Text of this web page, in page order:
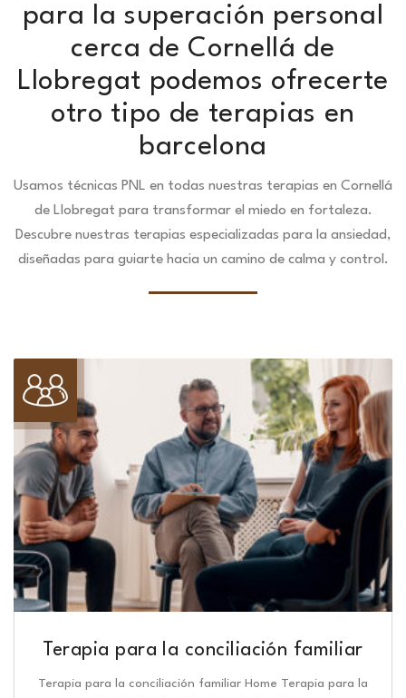
para la superación personal
cerca de Cornellá de
Llobregat podemos ofrecerte
otro tipo de terapias en
barcelona
Usamos técnicas PNL en todas nuestras terapias en Cornellá
de Llobregat para transformar el miedo en fortaleza.
Descubre nuestras terapias especializadas para la ansiedad,
diseñadas para guiarte hacia un camino de calma y control.
Terapia para la conciliación familiar
Terapia para la conciliación familiar Home Terapia para la